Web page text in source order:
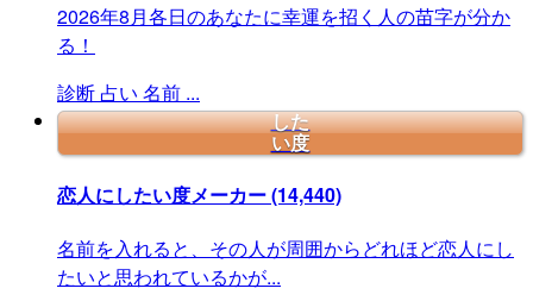
2026年8月各日のあなたに幸運を招く人の苗字が分か
る！
診断 占い 名前 ...
した
い度
恋人にしたい度メーカー(14,440)
名前を入れると、その人が周囲からどれほど恋人にし
たいと思われているかが...